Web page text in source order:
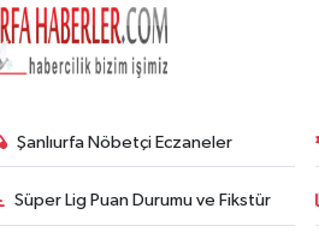
Şanlıurfa Nöbetçi Eczaneler
Süper Lig Puan Durumu ve Fikstür